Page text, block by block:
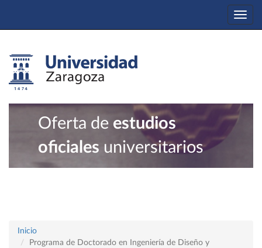
Oferta de estudios
oficiales universitarios
Inicio
Programa de Doctorado en Ingeniería de Diseño y